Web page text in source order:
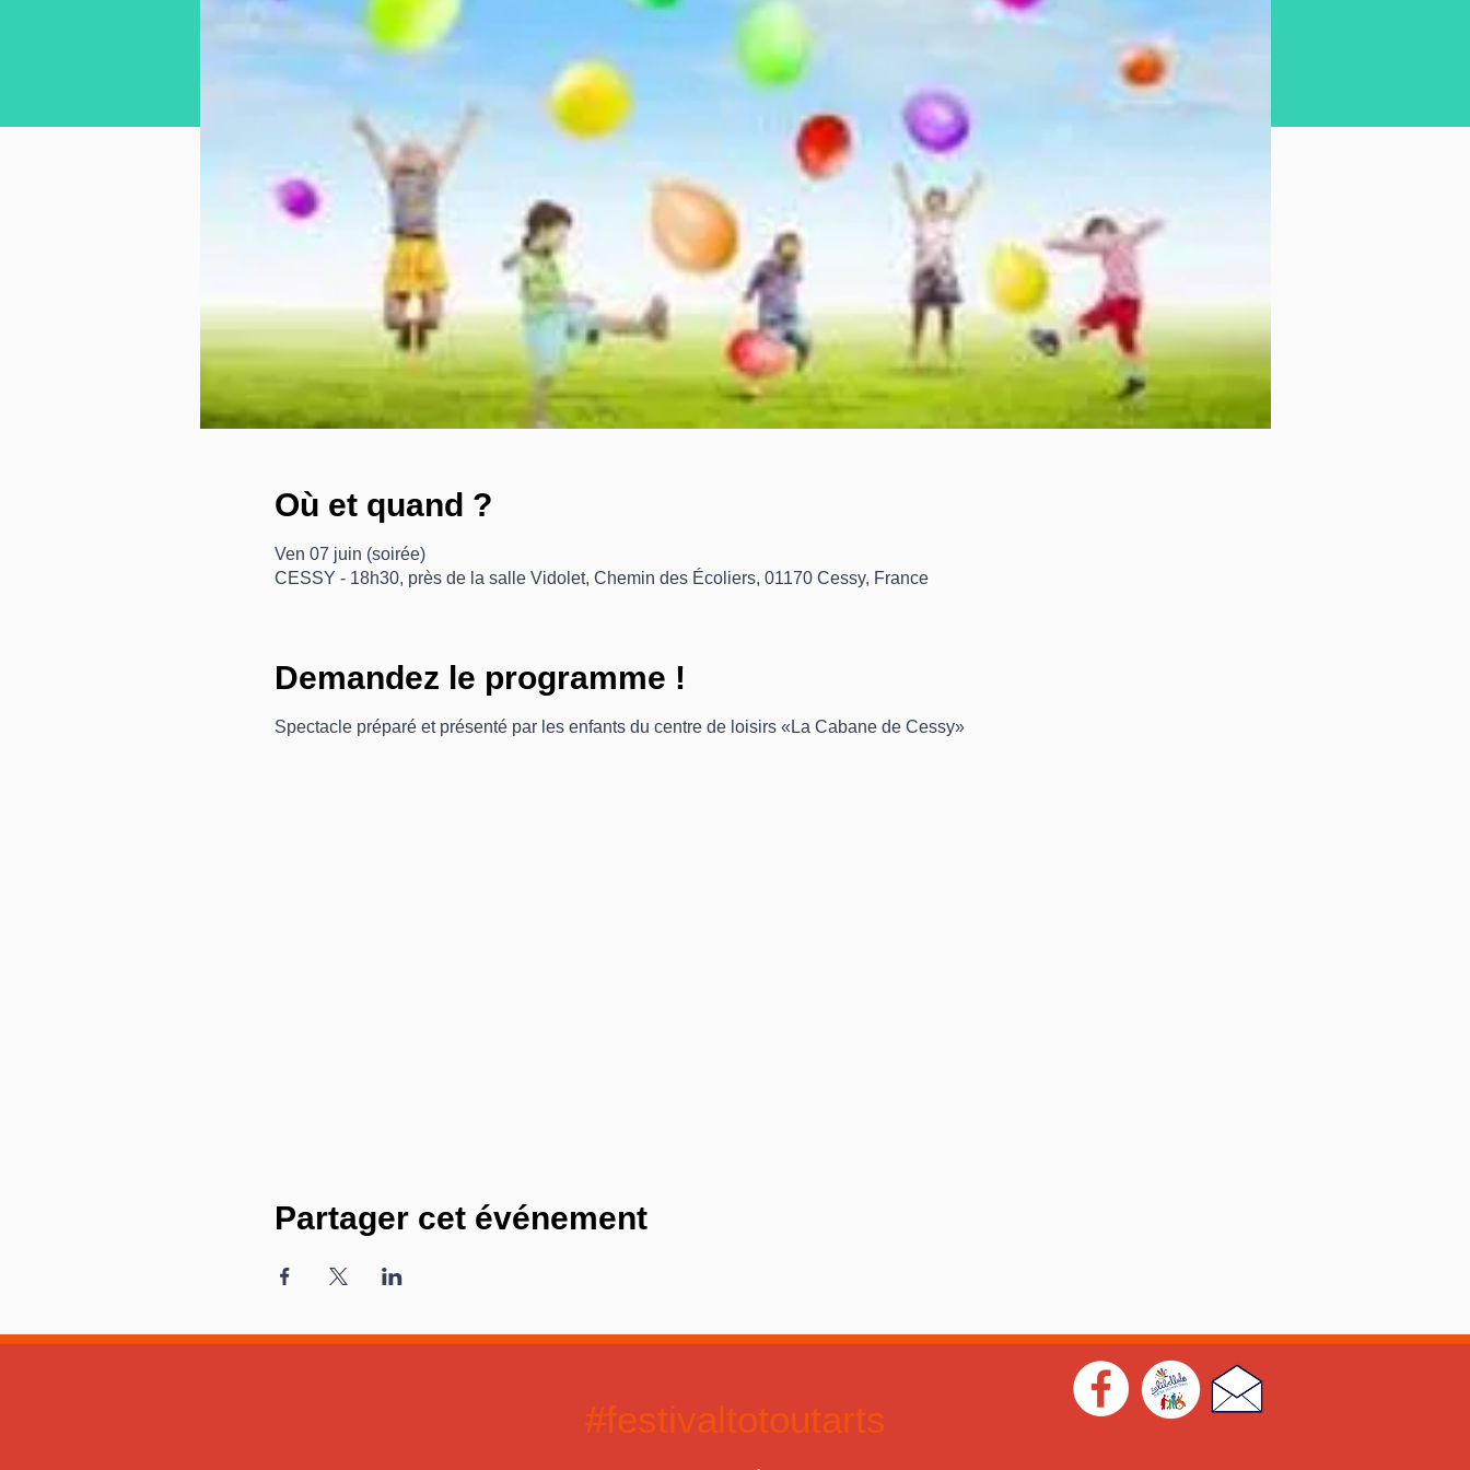
Où et quand ?
Ven 07 juin (soirée)
CESSY - 18h30, près de la salle Vidolet, Chemin des Écoliers, 01170 Cessy, France
Demandez le programme !
Spectacle préparé et présenté par les enfants du centre de loisirs «La Cabane de Cessy»
Partager cet événement
#festivaltotoutarts